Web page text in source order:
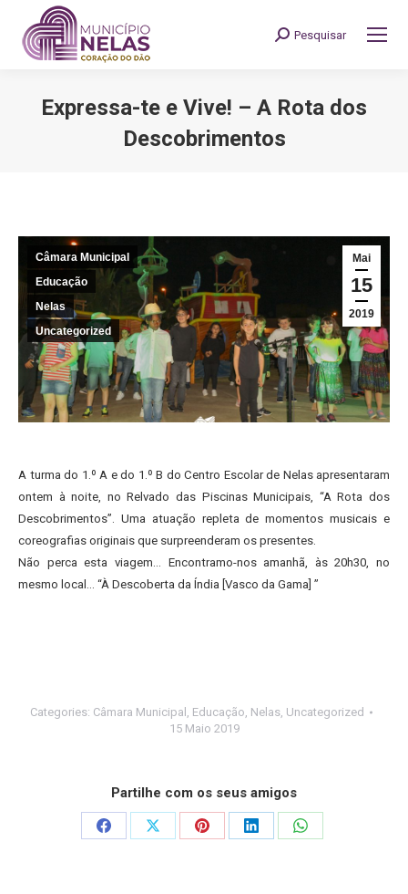
Search:
Pesquisar
Expressa-te e Vive! – A Rota dos
Descobrimentos
Mai
15
2019
Câmara Municipal
Educação
Nelas
Uncategorized
A turma do 1.º A e do 1.º B do Centro Escolar de Nelas apresentaram
ontem à noite, no Relvado das Piscinas Municipais, “A Rota dos
Descobrimentos”. Uma atuação repleta de momentos musicais e
coreografias originais que surpreenderam os presentes.
Não perca esta viagem… Encontramo-nos amanhã, às 20h30, no
mesmo local… “À Descoberta da Índia [Vasco da Gama] ”
Categories: Câmara Municipal , Educação, Nelas, Uncategorized
15 Maio 2019
Partilhe com os seus amigos
Share
Share
Share
Share
Share